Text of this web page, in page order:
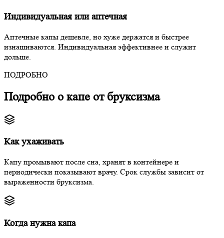
Индивидуальная или аптечная
Аптечные капы дешевле, но хуже держатся и быстрее
изнашиваются. Индивидуальная эффективнее и служит
дольше.
ПОДРОБНО
Подробно о капе от бруксизма
Как ухаживать
Капу промывают после сна, хранят в контейнере и
периодически показывают врачу. Срок службы зависит от
выраженности бруксизма.
Когда нужна капа